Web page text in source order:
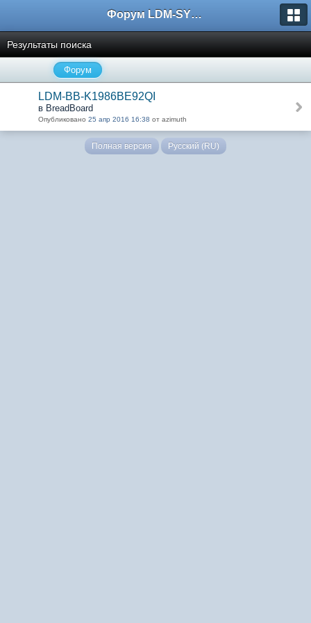
Форум LDM-SYSTEMS
Результаты поиска
Форум
LDM-BB-K1986BE92QI
в BreadBoard
Опубликовано 25 апр 2016 16:38 от azimuth
Полная версия Русский (RU)